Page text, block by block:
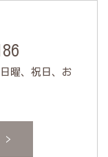
曜、祝日、お
>